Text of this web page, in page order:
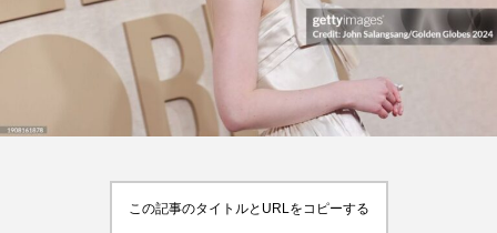
Rooney
2026.01.31
のアル・ラシード通
り』公開
2026.08.04
TAG LIST
この記事のタイトルとURLをコピーする